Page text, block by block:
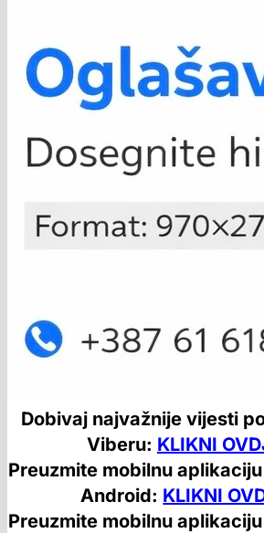
Dobivaj najvažnije vijesti
Viberu: KLIKNI
Preuzmite mobilnu
Android: KLIKNI
Preuzmite mobilnu